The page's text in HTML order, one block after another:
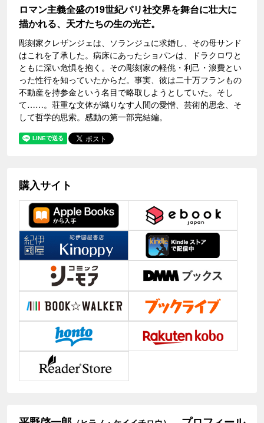
ロマン主義全盛の19世紀パリ社交界を舞台に壮大に
描かれる、天才たちの生の光芒。
彫刻家クレザンジェは、ソランジュに求婚し、その母サンド
はこれを了承した。病床にあったショパンは、ドラクロワと
ともに深い危惧を抱く。その彫刻家の軽佻・利己・浪費とい
った性行を知っていたからだ。事実、彼は二十万フランもの
不動産を持参金という名目で略取しようとしていた。そし
て……。荘重な文体が織りなす人間の愛憎、芸術的思念、そ
して哲学的思索。感動の第一部完結編。
購入サイト